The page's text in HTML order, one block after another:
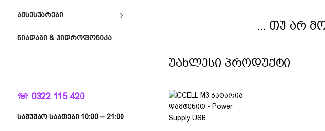
ᲐᲥᲡᲔᲡᲣᲐᲠᲔᲑᲘ
ᲜᲘᲐᲓᲐᲒᲘ & ᲰᲘᲓᲠᲝᲤᲝᲜᲘᲙᲐ
☏ 0322 115 420
სამუშაო საათები 10:00 – 21:00
... თუ არ
უახლესი პროდუქტი